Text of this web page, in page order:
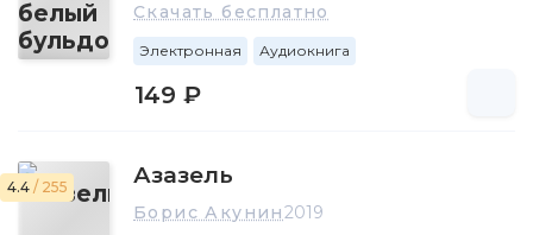
Скачать бесплатно
Электронная Аудиокнига
149 ₽
4.4 / 255 Азазель
Борис Акунин2019